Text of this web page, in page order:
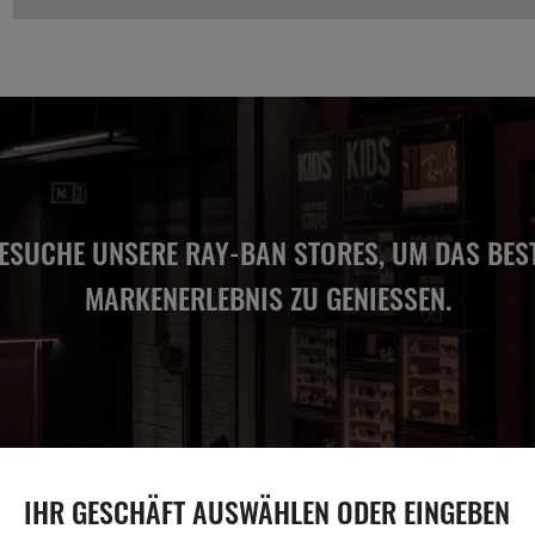
IHR GESCHÄFT AUSWÄHLEN ODER EINGEBEN
UNSERE RAY-BAN STORES, UM DAS
MARKENERLEBNIS ZU GENIESSEN.